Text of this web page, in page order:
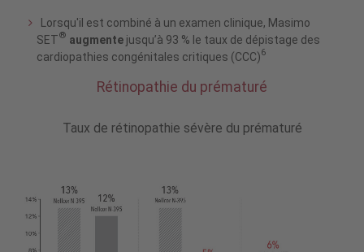
Lorsqu'il est combiné à un examen clinique, Masimo
SET® augmente jusqu’à 93 % le taux de dépistage des
cardiopathies congénitales critiques (CCC)6
Rétinopathie du prématuré
Taux de rétinopathie sévère du prématuré